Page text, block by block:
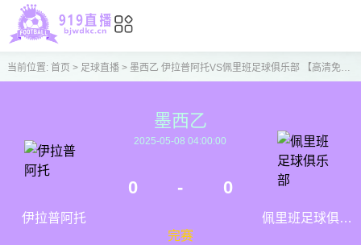
当前位置: 首页 > 足球直播> 墨西乙 伊拉普阿托VS佩里班足球俱乐部 【高清免费直播】
伊拉普阿托
墨西乙
2025-05-08 04:00:00
0 - 0
完赛
佩里班足球俱乐